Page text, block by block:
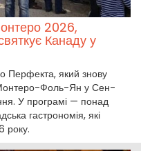
2026,
Канаду у
Перфекта, який знову
Фоль-Ян у Сен-
У програмі — понад
гастрономія, які
року.